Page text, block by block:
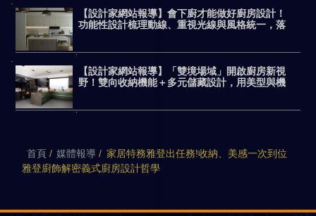
【設計家網站報導】會下廚才能做好廚房設計！
功能性設計梳理動線、重視光線與風格統一，落
【設計家網站報導】「雙境場域」開啟廚房新視
野！雙向收納機能＋多元儲藏設計，用美型與機
首頁 媒體報導
家居特務雅登出任務!收納、美感一次到位
雅登廚飾解密義式廚房設計哲學